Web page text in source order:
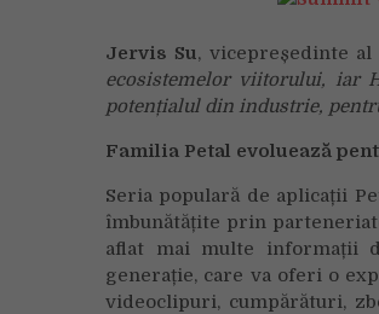
Jervis Su, vicepreședinte al
ecosistemelor viitorului, iar
potențialul din industrie,
Familia Petal evoluează
Seria populară de aplicații
îmbunătățite prin
aflat mai multe informații
generație, care va oferi o
videoclipuri, cumpărături,